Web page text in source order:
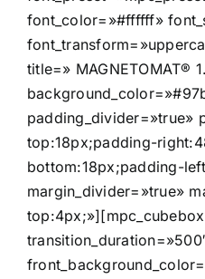
font_color=»#ffffff»
title=» MAGNETOMAT®
padding_divider=»true»
top:18px;padding-
bottom:18px;padding-
margin_divider=»true»
top:4px;»][mpc_cubebox